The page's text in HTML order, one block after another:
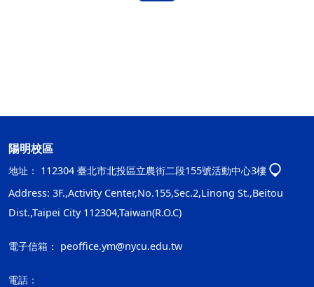
陽明校區
地址： 112304 臺北市北投區立農街二段155號活動中心3樓
Address: 3F.,Activity Center,No.155,Sec.2,Linong St.,Beitou
Dist.,Taipei City 112304,Taiwan(R.O.C)
電子信箱： peoffice.ym@nycu.edu.tw
電話：